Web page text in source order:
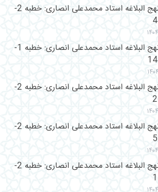
شرح نهج البلاغه استاد محمدعلی انصاری: خطبه 2-
شرح نهج البلاغه استاد محمدعلی انصاری: خطبه 1-
شرح نهج البلاغه استاد محمدعلی انصاری: خطبه 2-
شرح نهج البلاغه استاد محمدعلی انصاری: خطبه 2-
شرح نهج البلاغه استاد محمدعلی انصاری: خطبه 2-